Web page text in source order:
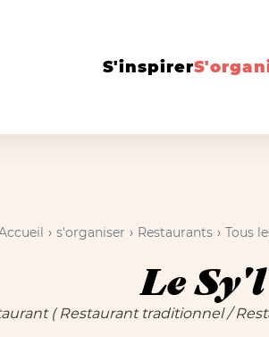
S'inspirer
s'organiser Restaurants Tous
Le Sy'l
( Restaurant traditionnel/